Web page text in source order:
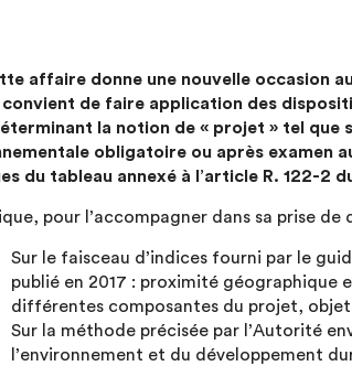
affaire donne une nouvelle occasion
convient de faire application des
la notion de « projet » tel que
obligatoire ou après examen
du tableau annexé à l’article R. 122-2
pour l’accompagner dans sa prise
Sur le faisceau d’indices fourni par le
publié en 2017 : proximité
différentes composantes du projet,
Sur la méthode précisée par l’Autorité
l’environnement et du développement